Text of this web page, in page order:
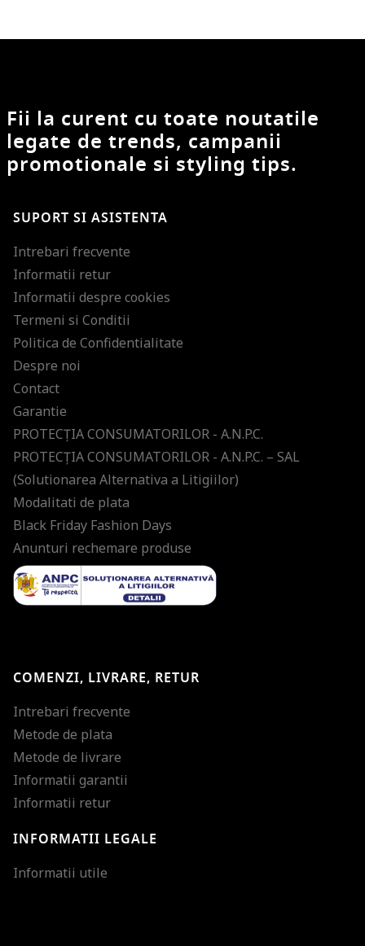
Fii la curent cu toate noutatile
legate de trends, campanii
promotionale si styling tips.
SUPORT SI ASISTENTA
Intrebari frecvente
Informatii retur
Informatii despre cookies
Termeni si Conditii
Politica de Confidentialitate
Despre noi
Contact
Garantie
PROTECŢIA CONSUMATORILOR - A.N.P.C.
PROTECŢIA CONSUMATORILOR - A.N.P.C. – SAL
(Solutionarea Alternativa a Litigiilor)
Modalitati de plata
Black Friday Fashion Days
Anunturi rechemare produse
COMENZI, LIVRARE, RETUR
Intrebari frecvente
Metode de plata
Metode de livrare
Informatii garantii
Informatii retur
INFORMATII LEGALE
Informatii utile